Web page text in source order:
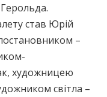
став Юрій
–
художницею
світла –